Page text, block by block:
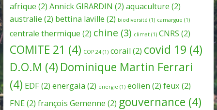
afrique (2) Annick GIRARDIN (2) aquaculture (2)
australie (2) bettina laville (2) biodiversité (1) camargue (1)
centrale thermique (2) chine (3) climat(1) CNRS (2)
COMITE 21 (4) COP 24(1) corail (2) covid 19 (4)
D.O.M (4) Dominique Martin Ferrari
(4) EDF(2) energaia (2) energie (1) eolien (2) feux (2)
FNE(2) françois Gemenne (2) gouvernance (4)